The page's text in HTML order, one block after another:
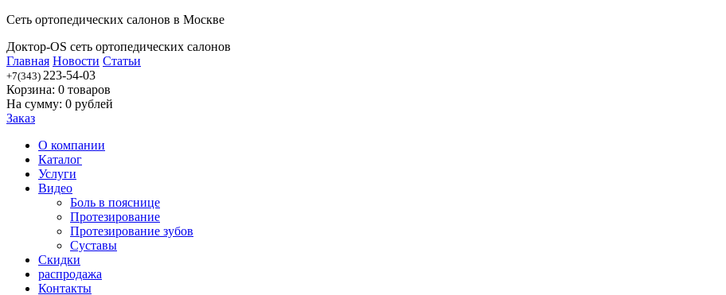
Сеть ортопедических салонов в Москве
Доктор-OS сеть ортопедических салонов
Главная Новости Статьи
+7(343) 223-54-03
Корзина: 0 товаров
На сумму: 0 рублей
Заказ
О компании
Каталог
Услуги
Видео
Боль в пояснице
Протезирование
Протезирование зубов
Суставы
Скидки
распродажа
Контакты